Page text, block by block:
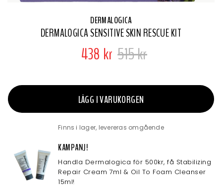
DERMALOGICA
DERMALOGICA SENSITIVE SKIN RESCUE KIT
438 kr 515 kr
LÄGG I VARUKORGEN
Finns i lager, levereras omgående
KAMPANJ!
Handla Dermalogica för 500kr, få Stabilizing
Repair Cream 7ml & Oil To Foam Cleanser
15ml!